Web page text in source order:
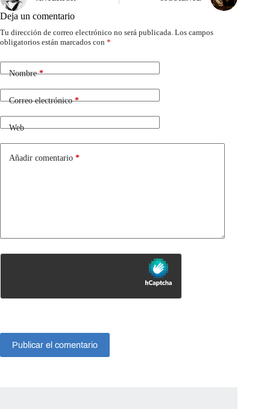
Deja un comentario
Tu dirección de correo electrónico no será publicada. Los campos
obligatorios están marcados con *
Nombre*
Correo electrónico*
Web
Añadir comentario *
Publicar el comentario